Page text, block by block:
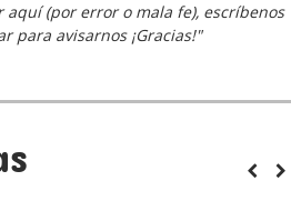
(por error o mala fe), escríbenos
para avisarnos ¡Gracias!"